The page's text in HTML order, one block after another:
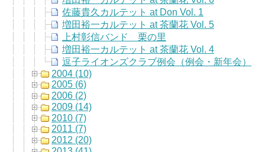
佐藤貴久カルテット at Don Vol. 1
増田裕一カルテット at 茶蘭花 Vol. 5
上村彰信バンド 栗の里
増田裕一カルテット at 茶蘭花 Vol. 4
逗子ライオンズクラブ例会（例会・新年会）
2004 (10)
2005 (6)
2006 (2)
2009 (14)
2010 (7)
2011 (7)
2012 (20)